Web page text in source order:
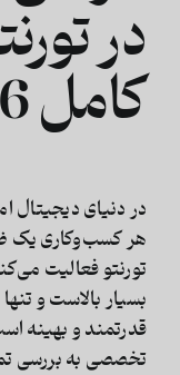
در
کامل 2026
در دنیای دیجیتال
هر کسب‌وکاری یک
تورنتو فعالیت
بسیار بالاست و
قدرتمند و بهینه
تخصصی به بررسی